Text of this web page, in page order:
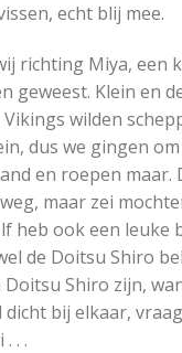
echt blij mee.
richting Miya, een
geweest. Klein en
wilden
dus we gingen
en roepen maar.
maar zei
heb ook een leuke
de Doitsu Shiro
Doitsu Shiro zijn,
bij elkaar,
. .